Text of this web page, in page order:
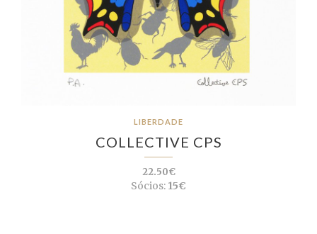
LIBERDADE
COLLECTIVE CPS
22.50€
Sócios: 15€